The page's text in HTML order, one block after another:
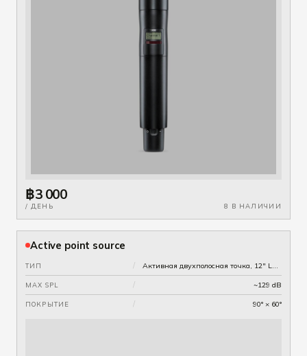
฿3 000
/ ДЕНЬ 8 В НАЛИЧИИ
Active point source
ТИП / Активная двухполосная точка, 12" LF + 1.75" HF
MAX SPL / ~129 dB
ПОКРЫТИЕ / 90° × 60°